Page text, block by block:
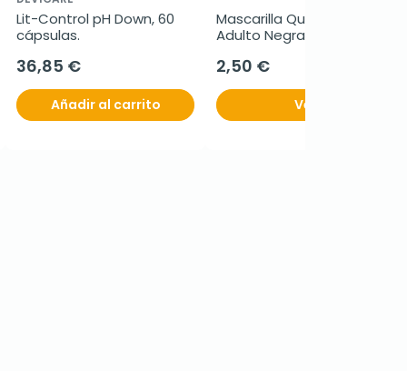
Lit-Control pH Down, 60
cápsulas.
36,85 €
Añadir al carrito
Mascarilla Quirúrgica
Adulto Negra, 10 Uds.
2,50 €
Ver